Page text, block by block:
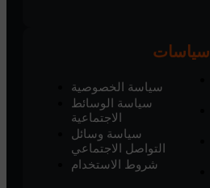
سياسات
سياسة الخصوصية
سياسة الوسائط
الاجتماعية
سياسة وسائل
التواصل الاجتماعي
شروط الاستخدام